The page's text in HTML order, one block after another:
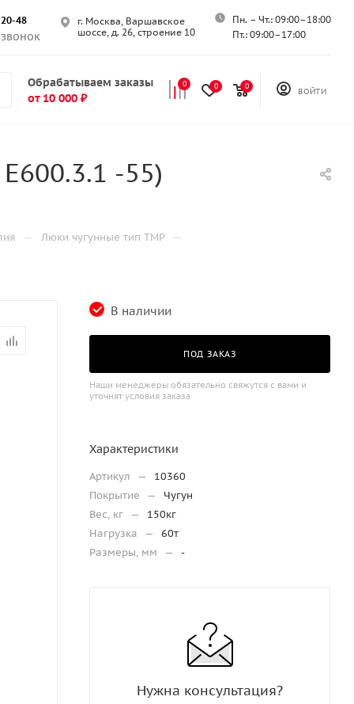
48
звонок
г. Москва, Варшавское
шоссе, д. 26, строение 10
Пн. – Чт.: 09:00–18:00
Пт.: 09:00–17:00
Обрабатываем заказы
от 10 000 ₽
0 0 0
ВОЙТИ
-55)
— Люки чугунные тип ТМР —
В наличии
ПОД ЗАКАЗ
Наши менеджеры обязательно свяжутся с вами и
уточнят условия заказа
Характеристики
Артикул —
10360
Покрытие
—
Чугун
Вес, кг —
150кг
Нагрузка
—
60т
Размеры, мм
— -
Нужна консультация?